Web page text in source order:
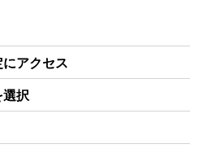
アクセス
選択